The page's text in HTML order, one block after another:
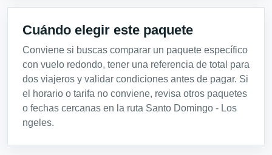
Cuándo elegir este paquete
Conviene si buscas comparar un paquete específico
con vuelo redondo, tener una referencia de total para
dos viajeros y validar condiciones antes de pagar. Si
el horario o tarifa no conviene, revisa otros paquetes
o fechas cercanas en la ruta Santo Domingo - Los
ngeles.